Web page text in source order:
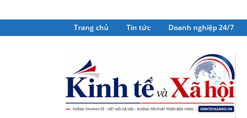
Trang chủ Tin tức Doanh nghiệp 24/7